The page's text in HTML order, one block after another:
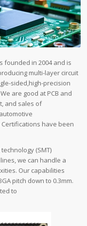
founded in 2004 and is
multi-layer circuit
sided,high-precision
are good at PCB and
and sales of
have been
(SMT)
we can handle a
Our capabilities
pitch down to 0.3mm.
to